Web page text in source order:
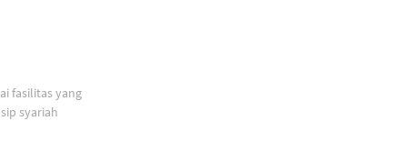
fasilitas yang
syariah